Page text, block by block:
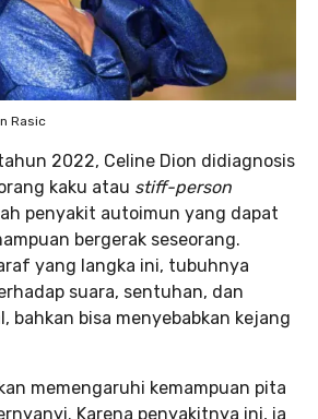
Rasic
2022, Celine Dion didiagnosis
kaku atau stiff-person
penyakit autoimun yang dapat
bergerak seseorang.
yang langka ini, tubuhnya
suara, sentuhan, dan
bahkan bisa menyebabkan kejang
memengaruhi kemampuan pita
Karena penyakitnya ini, ia